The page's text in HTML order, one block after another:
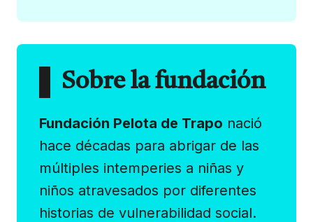
Sobre la fundación
Fundación Pelota de Trapo nació
hace décadas para abrigar de las
múltiples intemperies a niñas y
niños atravesados por diferentes
historias de vulnerabilidad social.